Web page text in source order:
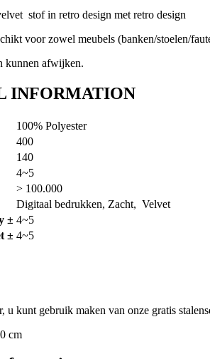
stof in retro design met retro design
voor zowel meubels (banken/stoelen/
kunnen afwijken.
INFORMATION
100% Polyester
400
140
4~5
> 100.000
Digitaal bedrukken, Zacht, Velvet
± 4~5
± 4~5
u kunt gebruik maken van onze gratis
cm